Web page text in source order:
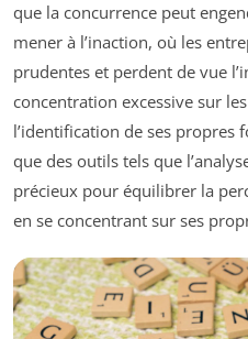
que la concurrence peut
mener à l’inaction, où les
prudentes et perdent de vue
concentration excessive sur
l’identification de ses propres
que des outils tels que
précieux pour équilibrer la
en se concentrant sur ses